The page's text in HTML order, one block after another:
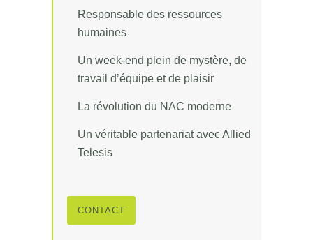
Responsable des ressources
humaines
Un week-end plein de mystère, de
travail d’équipe et de plaisir
La révolution du NAC moderne
Un véritable partenariat avec Allied
Telesis
CONTACT